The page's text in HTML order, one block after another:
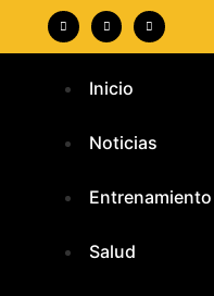
Inicio
Noticias
Entrenamiento
Salud